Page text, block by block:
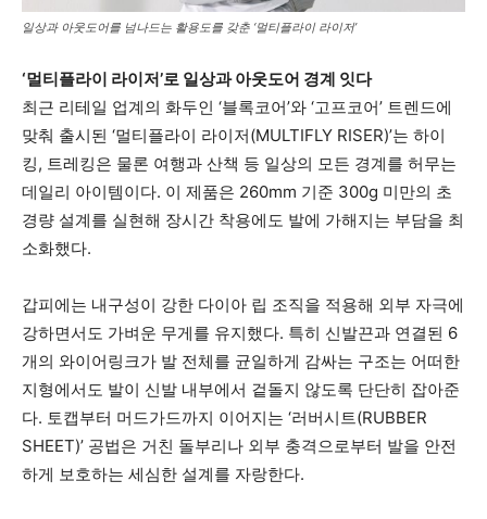
일상과 아웃도어를 넘나드는 활용도를 갖춘 ‘멀티플라이 라이저’
‘멀티플라이 라이저’로 일상과 아웃도어 경계 잇다
최근 리테일 업계의 화두인 ‘블록코어’와 ‘고프코어’ 트렌드에
맞춰 출시된 ‘멀티플라이 라이저(MULTIFLY RISER)’는 하이
킹, 트레킹은 물론 여행과 산책 등 일상의 모든 경계를 허무는
데일리 아이템이다. 이 제품은 260mm 기준 300g 미만의 초
경량 설계를 실현해 장시간 착용에도 발에 가해지는 부담을 최
소화했다.
갑피에는 내구성이 강한 다이아 립 조직을 적용해 외부 자극에
강하면서도 가벼운 무게를 유지했다. 특히 신발끈과 연결된 6
개의 와이어링크가 발 전체를 균일하게 감싸는 구조는 어떠한
지형에서도 발이 신발 내부에서 겉돌지 않도록 단단히 잡아준
다. 토캡부터 머드가드까지 이어지는 ‘러버시트(RUBBER
SHEET)’ 공법은 거친 돌부리나 외부 충격으로부터 발을 안전
하게 보호하는 세심한 설계를 자랑한다.